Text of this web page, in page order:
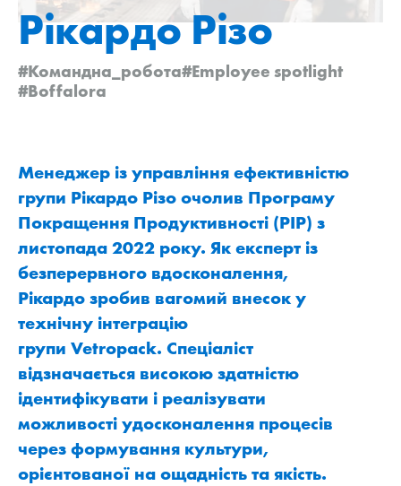
Рікардо Різо
#Командна_робота#Employee spotlight
#Boffalora
Менеджер із управління ефективністю
групи Рікардо Різо очолив Програму
Покращення Продуктивності (PIP) з
листопада 2022 року. Як експерт із
безперервного вдосконалення,
Рікардо зробив вагомий внесок у
технічну інтеграцію
групи Vetropack. Спеціаліст
відзначається високою здатністю
ідентифікувати і реалізувати
можливості удосконалення процесів
через формування культури,
орієнтованої на ощадність та якість.